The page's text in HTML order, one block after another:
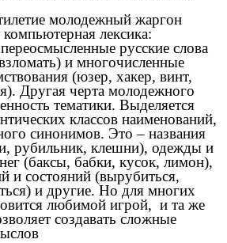
молодежный жаргон
лексика:
русские слова
и многочисленные
(юзер, хакер, винт,
Другая черта молодежного
тематики. Выделяется
классов наименований,
синонимов. Это – названия
рубильник, клешни), одежды и
(баксы, бабки, кусок, лимон),
и состояний (вырубиться,
и другие. Но для многих
любимой игрой, и та же
создавать сложные